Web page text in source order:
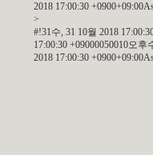
2018 17:00:30
>
#!31수, 31 10월 2018
17:00:30 +09000050010오후
2018 17:00:30